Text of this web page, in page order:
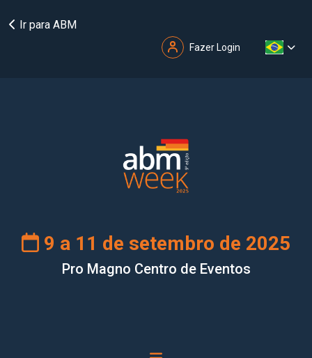
Ir para ABM
Fazer Login
9 a 11 de setembro de 2025
Pro Magno Centro de Eventos